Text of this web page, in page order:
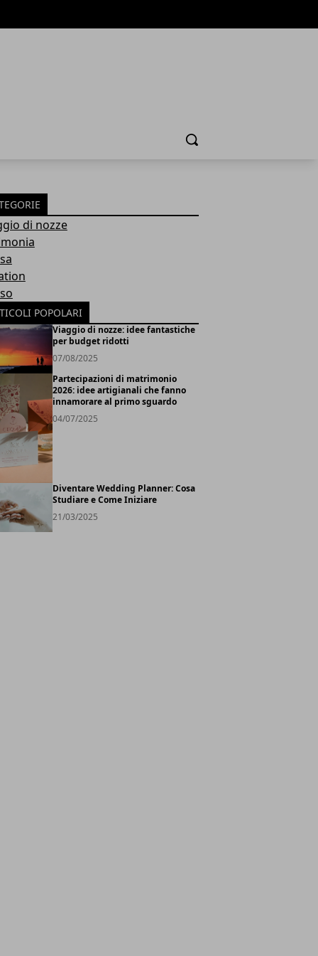
Cerca
di nozze
POPOLARI
Viaggio di nozze: idee fantastiche
per budget ridotti
07/08/2025
Partecipazioni di matrimonio
2026: idee artigianali che fanno
innamorare al primo sguardo
04/07/2025
Diventare Wedding Planner: Cosa
Studiare e Come Iniziare
21/03/2025